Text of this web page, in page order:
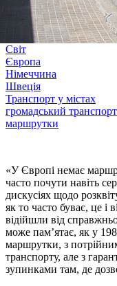
Світ
Європа
Німеччина
Швеція
Транспорт у містах
громадський транспорт
маршрутки
«У Європі немає
часто почути навіть
дискусіях щодо
як то часто буває, це і
відійшли від
може пам’ятає, як у
маршрутки, з
транспорту, але з
зупинками там, де